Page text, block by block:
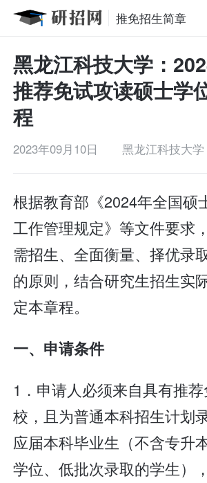
推免招生简章
黑龙江科技大学：
推荐免试攻读硕士学
程
2023年09月10日 黑龙江科技大学
根据教育部《2024年全国硕
工作管理规定》等文件要求
需招生、全面衡量、择优录
的原则，结合研究生招生实
定本章程。
一、申请条件
1．申请人必须来自具有推
校，且为普通本科招生计划
应届本科毕业生（不含专升
学位、低批次录取的学生）